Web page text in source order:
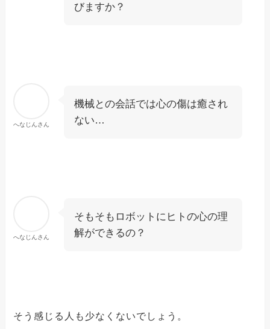
びますか？
へなじんさん
機械との会話では心の傷は癒され
ない…
へなじんさん
そもそもロボットにヒトの心の理
解ができるの？
そう感じる人も少なくないでしょう。